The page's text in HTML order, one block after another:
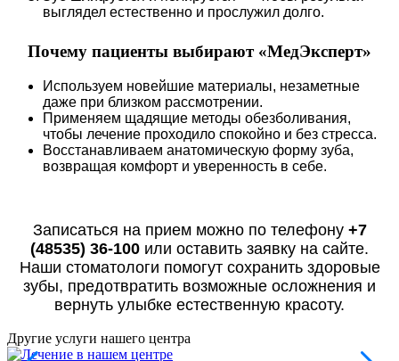
выглядел естественно и прослужил долго.
Почему пациенты выбирают «МедЭксперт»
Используем новейшие материалы, незаметные
даже при близком рассмотрении.
Применяем щадящие методы обезболивания,
чтобы лечение проходило спокойно и без стресса.
Восстанавливаем анатомическую форму зуба,
возвращая комфорт и уверенность в себе.
Записаться на прием можно по телефону +7
(48535) 36-100 или оставить заявку на сайте.
Наши стоматологи помогут сохранить здоровые
зубы, предотвратить возможные осложнения и
вернуть улыбке естественную красоту.
Другие услуги нашего центра